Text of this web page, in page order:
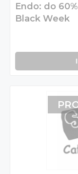
Endo: do
Black Week